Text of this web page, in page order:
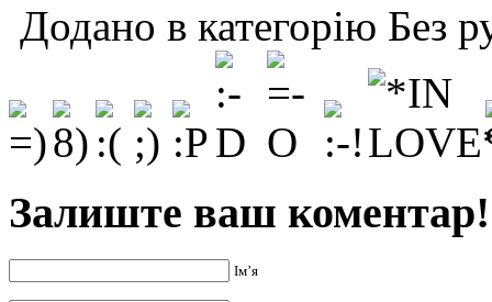
Додано в категорію Без
Залиште ваш коментар!
Ім’я